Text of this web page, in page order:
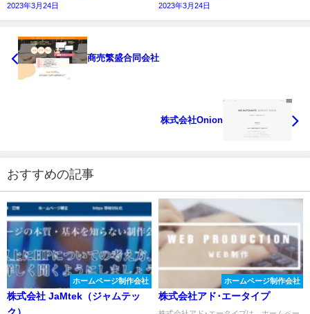
2023年3月24日 2023年3月24日
商売繁盛合同会社
株式会社Onion
おすすめの記事
ホームページ制作会社
株式会社 JaMtek（ジャムテッ
ク）
ホームページ制作会社
株式会社アド･エータイプ